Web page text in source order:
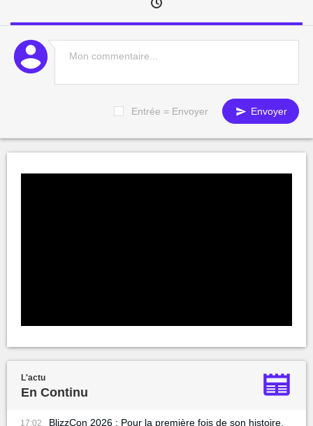
Entrée = Envoyer Envoyer
L'actu
En Continu
17:02 BlizzCon 2026 : Pour la première fois de son histoire,